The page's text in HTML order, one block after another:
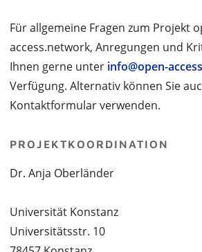
Für allgemeine Fragen zum Projekt
access.network, Anregungen und
Ihnen gerne unter info@open-
Verfügung. Alternativ können Sie
Kontaktformular verwenden.
PROJEKTKOORDINATION
Dr. Anja Oberländer
Universität Konstanz
Universitätsstr. 10